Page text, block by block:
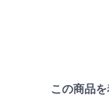
この商品